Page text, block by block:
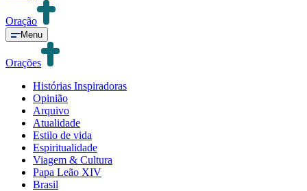
Oração
Menu
Orações
Histórias Inspiradoras
Opinião
Arquivo
Atualidade
Estilo de vida
Espiritualidade
Viagem & Cultura
Papa Leão XIV
Brasil